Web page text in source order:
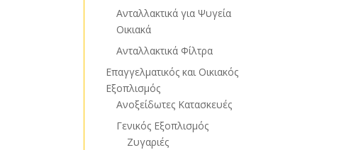
Ανταλλακτικά για Ψυγεία
Οικιακά
Ανταλλακτικά Φίλτρα
Επαγγελματικός και Οικιακός
Εξοπλισμός
Ανοξείδωτες Κατασκευές
Γενικός Εξοπλισμός
Ζυγαριές